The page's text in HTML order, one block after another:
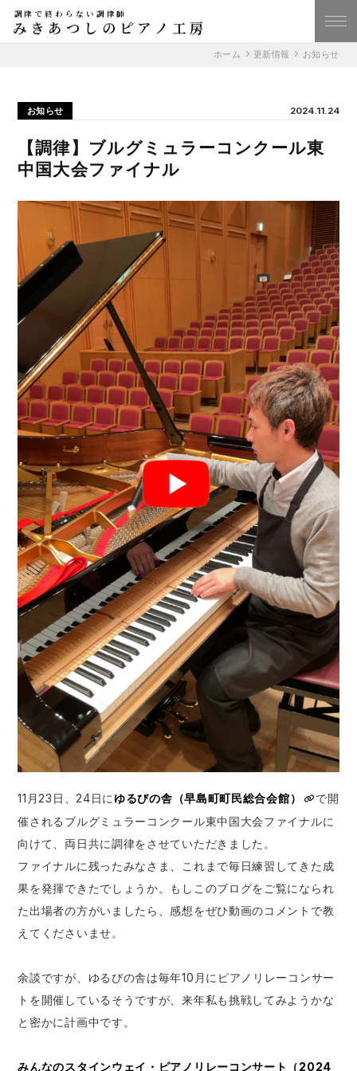
調律で終わらない調律師
みきあつしのピアノ工房
ホーム 更新情報 お知らせ
お知らせ 2024.11.24
【調律】ブルグミュラーコンクール東
中国大会ファイナル
11月23日、24日に ゆるびの舎（早島町町民総合会館）
で開
催されるブルグミュラーコンクール東中国大会ファイナルに
向けて、両日共に調律をさせていただきました。
ファイナルに残ったみなさま、これまで毎日練習してきた成
果を発揮できたでしょうか。もしこのブログをご覧になられ
た出場者の方がいましたら、感想をぜひ動画のコメントで教
えてくださいませ。
余談ですが、ゆるびの舎は毎年10月にピアノリレーコンサー
トを開催しているそうですが、来年私も挑戦してみようかな
と密かに計画中です。
みんなのスタインウェイ・ピアノリレーコンサート（2024